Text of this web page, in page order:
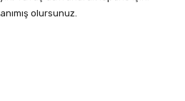
olursunuz.